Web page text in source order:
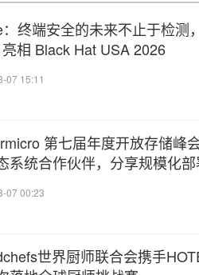
终端安全的未来不止于检测
相 Black Hat USA 2026
07 15:11
第七届年度开放存储峰
系统合作伙伴，分享规模化
07 00:23
世界厨师联合会携手